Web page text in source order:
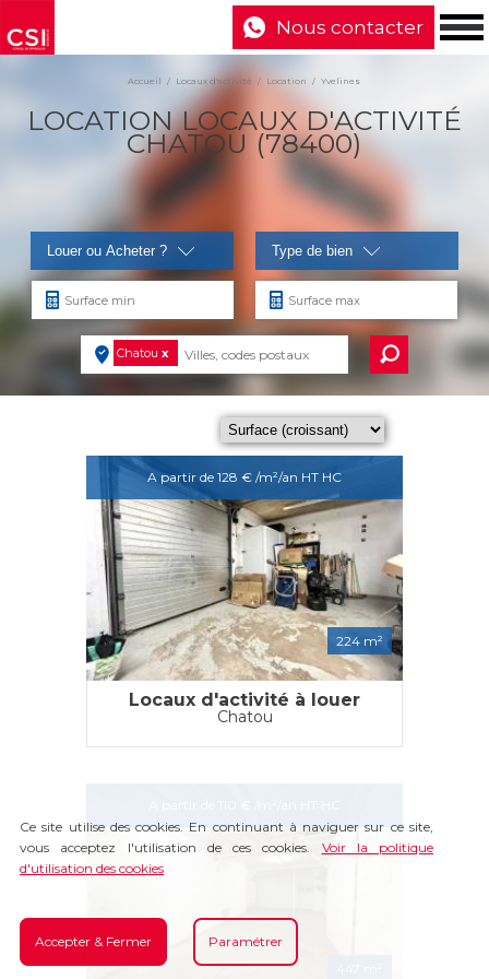
Nous contacter
Accueil Locaux d'activité Location Yvelines
LOCATION LOCAUX D'ACTIVITÉ
CHATOU (78400)
Louer ou Acheter ? Type de bien
Chatou x
A partir de 128 € /m²/an HT HC
224 m²
Locaux d'activité à louer
Chatou
Ce site utilise des cookies. En continuant à naviguer sur ce site,
vous acceptez l'utilisation de ces cookies. Voir la politique
d'utilisation des cookies
Accepter & Fermer Paramétrer